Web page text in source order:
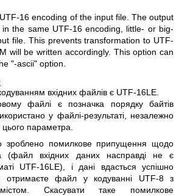
16 encoding of the input file. The output
the same UTF-16 encoding, little- or big-
file. This prevents transformation to UTF-
will be written accordingly. This option can
"-ascii" option.
вхідних файлів є UTF-16LE.
файлі є позначка порядку байтів
у файлі-результаті, незалежно
цього параметра.
помилкове припущення щодо
вхідних даних насправді не є
UTF-16LE), і дані вдасться успішно
отримаєте файл у кодуванні UTF-8 з
Скасувати таке помилкове